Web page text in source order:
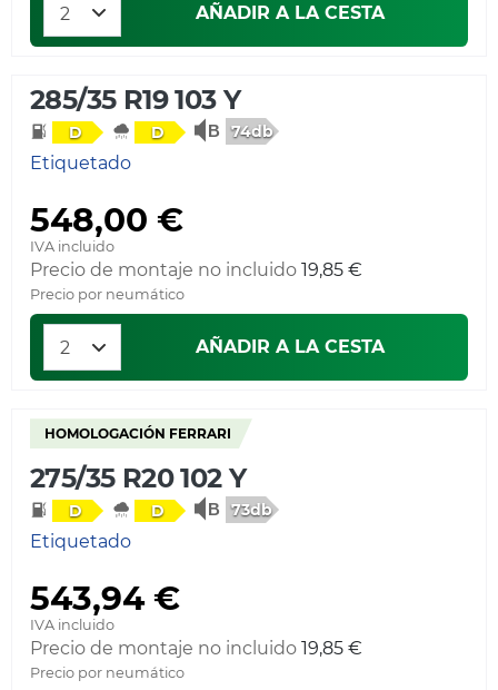
AÑADIR A LA CESTA
285/35 R19 103 Y
D D 74db
Etiquetado
548,00 €
IVA incluido
Precio de montaje no incluido 19,85 €
Precio por neumático
AÑADIR A LA CESTA
HOMOLOGACIÓN FERRARI
275/35 R20 102 Y
D D 73db
Etiquetado
543,94 €
IVA incluido
Precio de montaje no incluido 19,85 €
Precio por neumático